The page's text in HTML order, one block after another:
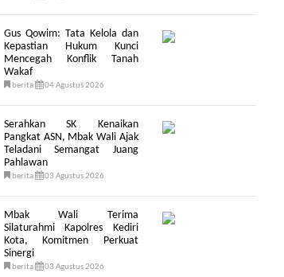
Gus Qowim: Tata Kelola dan
Kepastian Hukum Kunci
Mencegah Konflik Tanah
Wakaf
berita 04 Agustus 2026
Serahkan SK Kenaikan
Pangkat ASN, Mbak Wali Ajak
Teladani Semangat Juang
Pahlawan
berita 03 Agustus 2026
Mbak Wali Terima
Silaturahmi Kapolres Kediri
Kota, Komitmen Perkuat
Sinergi
berita 03 Agustus 2026